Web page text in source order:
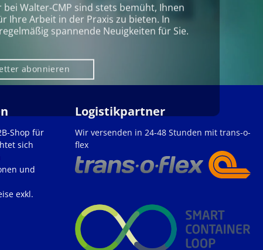
Walter‑CMP sind stets bemüht, Ihnen
Ihre Arbeit in der Praxis zu bieten. In
spannende Neuigkeiten für Sie.
abonnieren
Shop für
sich
und
exkl.
Logistikpartner
Wir versenden in 24-48 Stunden mit trans-o-
flex